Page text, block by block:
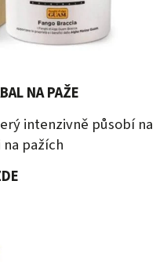
NA PAŽE
intenzivně působí na
pažích